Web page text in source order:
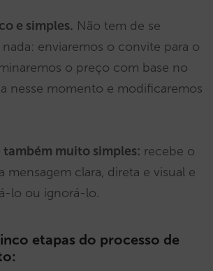
e simples. Não tem de se
enviaremos o convite para o
o preço com base no
nesse momento e modificaremos
também muito simples: recebe o
mensagem clara, direta e visual e
lo ou ignorá-lo.
etapas do processo de